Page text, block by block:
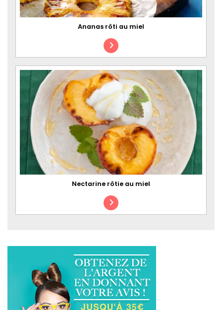
Ananas rôti au miel
Nectarine rôtie au miel